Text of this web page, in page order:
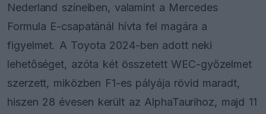
Nederland színeiben, valamint a Mercedes
Formula E-csapatánál hívta fel magára a
figyelmet. A Toyota 2024-ben adott neki
lehetőséget, azóta két összetett WEC-győzelmet
szerzett, miközben F1-es pályája rövid maradt,
hiszen 28 évesen került az AlphaTaurihoz, majd 11